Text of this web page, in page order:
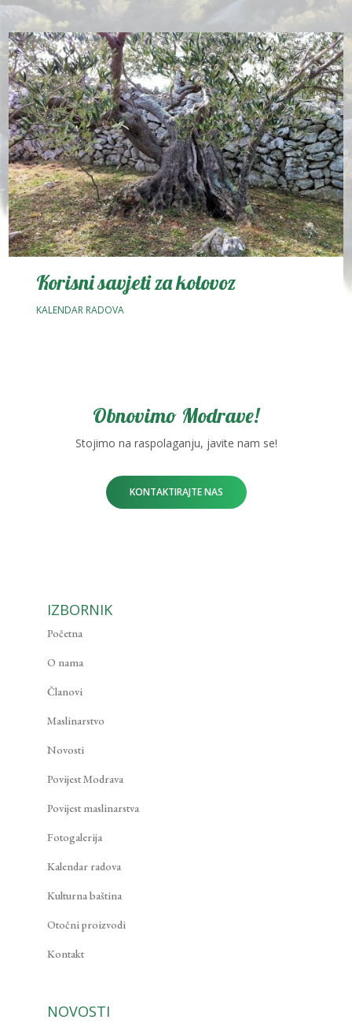
Korisni savjeti za kolovoz
KALENDAR RADOVA
Obnovimo Modrave!
Stojimo na raspolaganju, javite nam se!
KONTAKTIRAJTE NAS
IZBORNIK
Početna
O nama
Članovi
Maslinarstvo
Novosti
Povijest Modrava
Povijest maslinarstva
Fotogalerija
Kalendar radova
Kulturna baština
Otočni proizvodi
Kontakt
NOVOSTI